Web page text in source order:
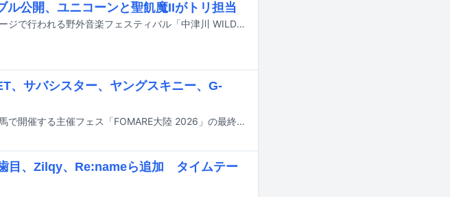
公開、ユニコーンと聖飢魔IIがトリ担当
9月19日と20日に岐阜・中津川公園内特設ステージで行われる野外音楽フェスティバル「中津川 WILD WOOD 2026」のタイムテーブルが公開された。
、サバシスター、ヤングスキニー、G-
FOMAREが10月12日に地元の群馬・Gメッセ群馬で開催する主催フェス「FOMARE大陸 2026」の最終出演アーティストが発表された。
目、Zilqy、Re:nameら追加 タイムテー